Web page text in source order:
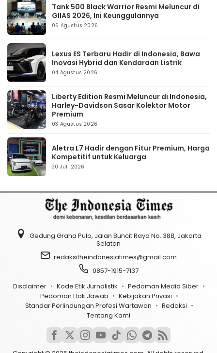
Tank 500 Black Warrior Resmi Meluncur di
GIIAS 2026, Ini Keunggulannya
06 Agustus 2026
Lexus ES Terbaru Hadir di Indonesia, Bawa
Inovasi Hybrid dan Kendaraan Listrik
04 Agustus 2026
Liberty Edition Resmi Meluncur di Indonesia,
Harley-Davidson Sasar Kolektor Motor
Premium
03 Agustus 2026
Aletra L7 Hadir dengan Fitur Premium, Harga
Kompetitif untuk Keluarga
30 Juli 2026
Gedung Graha Pulo, Jalan Buncit Raya No. 38B, Jakarta
Selatan
redaksitheindonesiatimes@gmail.com
0857-1915-7137
Disclaimer
Kode Etik Jurnalistik
Pedoman Media Siber
Pedoman Hak Jawab
Kebijakan Privasi
Standar Perlindungan Profesi Wartawan
Redaksi
Tentang Kami